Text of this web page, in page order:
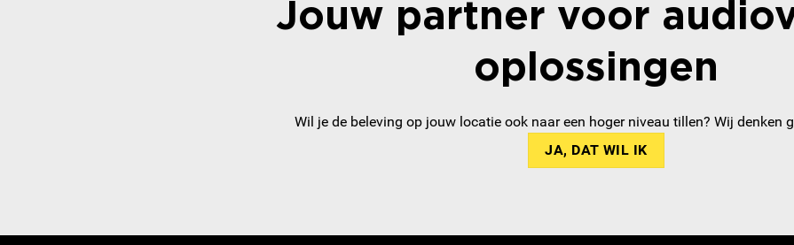
Jouw partner voor
oplossingen
Wil je de beleving op jouw locatie ook naar een hoger niveau tillen? Wij denken
JA, DAT WIL IK